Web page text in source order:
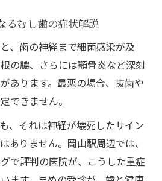
るむし歯の症状解説
、歯の神経まで細菌感染が及
の膿、さらには顎骨炎など深刻
あります。最悪の場合、抜歯や
できません。
、それは神経が壊死したサイン
ありません。岡山駅周辺では、
で評判の医院が、こうした重症